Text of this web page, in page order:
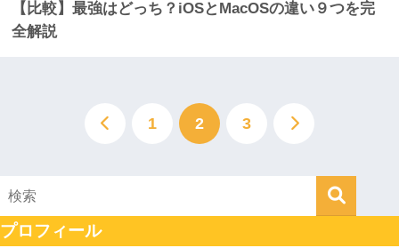
【比較】最強はどっち？iOSとMacOSの違い９つを完
全解説
1 2 3
プロフィール